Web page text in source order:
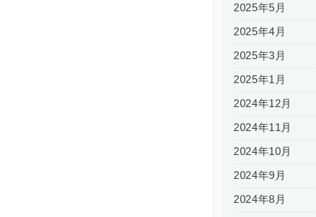
2025年5月
2025年4月
2025年3月
2025年1月
2024年12月
2024年11月
2024年10月
2024年9月
2024年8月